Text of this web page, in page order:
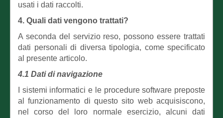
usati i dati raccolti.
4. Quali dati vengono trattati?
A seconda del servizio reso, possono essere trattati
dati personali di diversa tipologia, come specificato
al presente articolo.
4.1 Dati di navigazione
I sistemi informatici e le procedure software preposte
al funzionamento di questo sito web acquisiscono,
nel corso del loro normale esercizio, alcuni dati